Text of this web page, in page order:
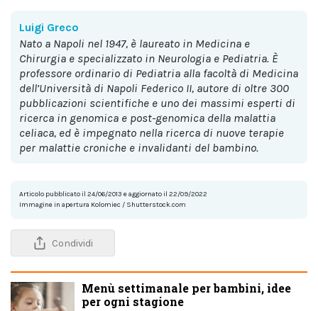
Luigi Greco
nato a Napoli nel 1947, è laureato in Medicina e
Chirurgia e specializzato in Neurologia e Pediatria. È
professore ordinario di Pediatria alla facoltà di Medicina
dell’Università di Napoli Federico II, autore di oltre 300
pubblicazioni scientifiche e uno dei massimi esperti di
ricerca in genomica e post-genomica della malattia
celiaca, ed è impegnato nella ricerca di nuove terapie
per malattie croniche e invalidanti del bambino.
Articolo pubblicato il 24/06/2013 e aggiornato il 22/09/2022
Immagine in apertura Kolomiec / Shutterstock.com
Condividi
Menù settimanale per bambini, idee
per ogni stagione